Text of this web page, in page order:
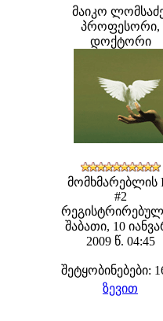
მაიკო
პროფესორი,
დოქტორი
მომხმარებლის
#2
შაბათი, 10
2009 წ. 04:45
შეტყობინებები:
ზევით